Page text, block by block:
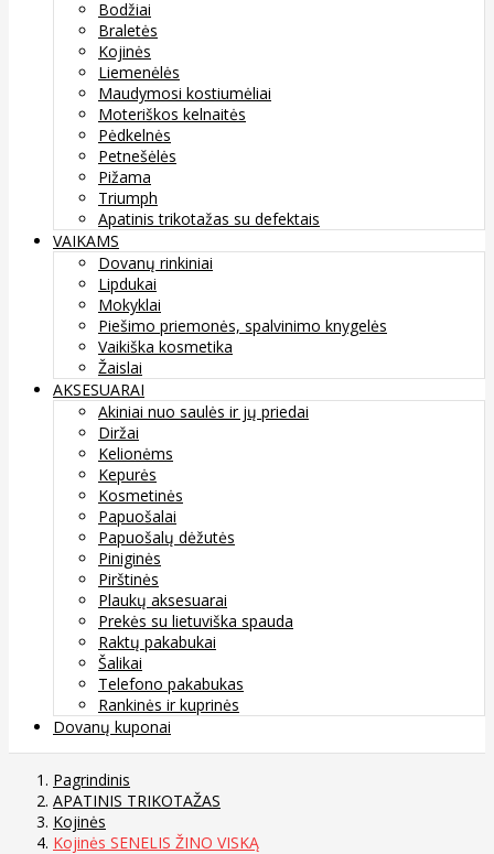
Bodžiai
Braletės
Kojinės
Liemenėlės
Maudymosi kostiumėliai
Moteriškos kelnaitės
Pėdkelnės
Petnešėlės
Pižama
Triumph
Apatinis trikotažas su defektais
VAIKAMS
Dovanų rinkiniai
Lipdukai
Mokyklai
Piešimo priemonės, spalvinimo knygelės
Vaikiška kosmetika
Žaislai
AKSESUARAI
Akiniai nuo saulės ir jų priedai
Diržai
Kelionėms
Kepurės
Kosmetinės
Papuošalai
Papuošalų dėžutės
Piniginės
Pirštinės
Plaukų aksesuarai
Prekės su lietuviška spauda
Raktų pakabukai
Šalikai
Telefono pakabukas
Rankinės ir kuprinės
Dovanų kuponai
Pagrindinis
APATINIS TRIKOTAŽAS
Kojinės
Kojinės SENELIS ŽINO VISKĄ